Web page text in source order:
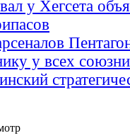
у Хегсета
у всех